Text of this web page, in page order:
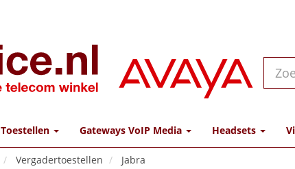
Toestellen Gateways VoIP Media Headsets
Vergadertoestellen Jabra